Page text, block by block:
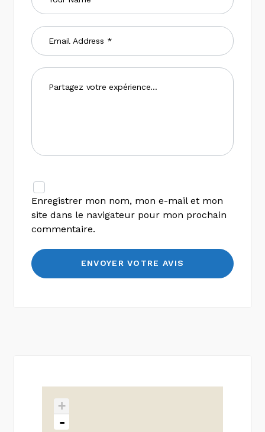
Enregistrer mon nom, mon e-mail et mon
site dans le navigateur pour mon prochain
commentaire.
+
-